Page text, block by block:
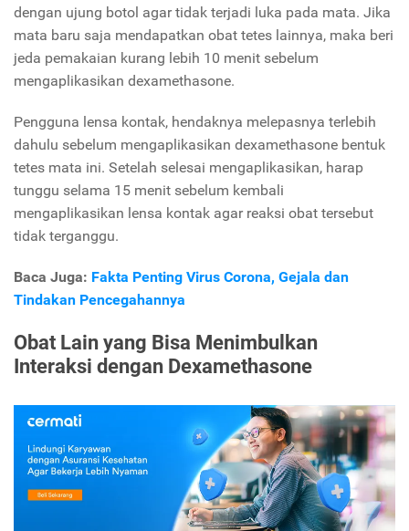
dengan ujung botol agar tidak terjadi luka pada mata. Jika
mata baru saja mendapatkan obat tetes lainnya, maka beri
jeda pemakaian kurang lebih 10 menit sebelum
mengaplikasikan dexamethasone.
Pengguna lensa kontak, hendaknya melepasnya terlebih
dahulu sebelum mengaplikasikan dexamethasone bentuk
tetes mata ini. Setelah selesai mengaplikasikan, harap
tunggu selama 15 menit sebelum kembali
mengaplikasikan lensa kontak agar reaksi obat tersebut
tidak terganggu.
Baca Juga: Fakta Penting Virus Corona, Gejala dan
Tindakan Pencegahannya
Obat Lain yang Bisa Menimbulkan
Interaksi dengan Dexamethasone